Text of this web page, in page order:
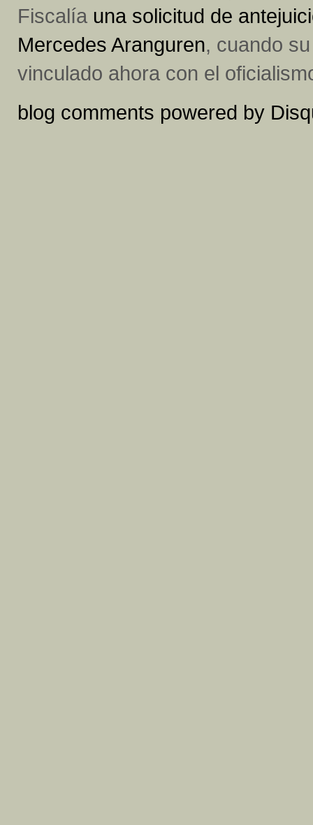
Fiscalía una solicitud de
Mercedes Aranguren, cuando
vinculado ahora con el
blog comments powered by